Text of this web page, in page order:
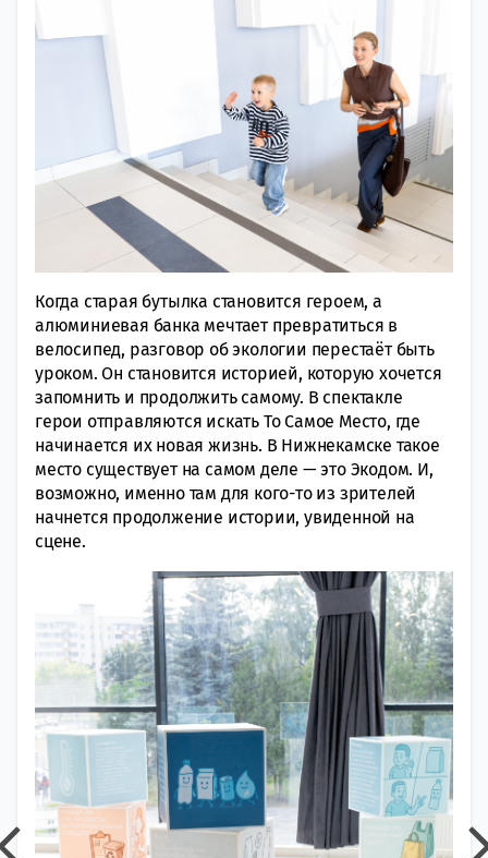
Когда старая бутылка становится героем, а
алюминиевая банка мечтает превратиться в
велосипед, разговор об экологии перестаёт быть
уроком. Он становится историей, которую хочется
запомнить и продолжить самому. В спектакле
герои отправляются искать То Самое Место, где
начинается их новая жизнь. В Нижнекамске такое
место существует на самом деле — это Экодом. И,
возможно, именно там для кого-то из зрителей
начнется продолжение истории, увиденной на
сцене.